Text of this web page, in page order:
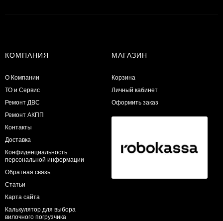
КОМПАНИЯ
О Компании
ТО и Сервис
​Ремонт ДВС
Ремонт АКПП
Контакты
Доставка
Конфиденциальность
персональной информации
Обратная связь
Статьи
Карта сайта
Калькулятор для выбора
вилочного погрузчика
МАГАЗИН
Корзина
Личный кабинет
Оформить заказ